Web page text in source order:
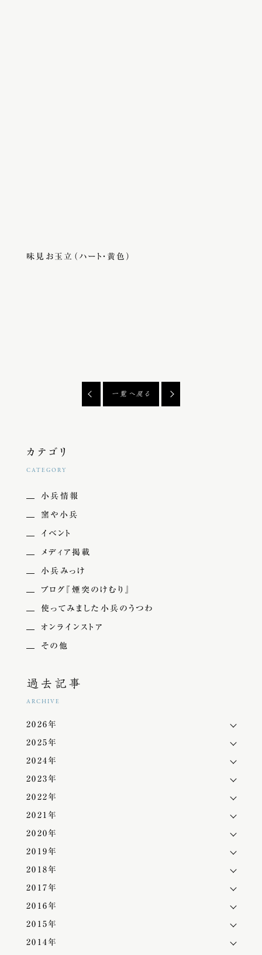
味見お玉立（ハート・黄色）
一覧へ戻る
カテゴリ
CATEGORY
小兵情報
窯や小兵
イベント
メディア掲載
小兵みっけ
ブログ『煙突のけむり』
使ってみました小兵のうつわ
オンラインストア
その他
過去記事
ARCHIVE
2026年
2025年
2024年
2023年
2022年
2021年
2020年
2019年
2018年
2017年
2016年
2015年
2014年